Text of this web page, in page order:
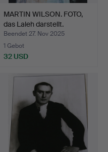
MARTIN WILSON. FOTO,
das Laleh darstellt.
Beendet 27. Nov 2025
1 Gebot
32 USD